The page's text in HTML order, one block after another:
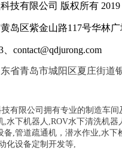
技有限公司 版权所有 2019
岛区紫金山路117号华林广
、contact@qdjurong.com
省青岛市城阳区夏庄街道
有限公司拥有专业的制造车间
,水下机器人,ROV水下清洗机
备,管道疏通机 ， 潜水作业,水下
化设备定制开发等,